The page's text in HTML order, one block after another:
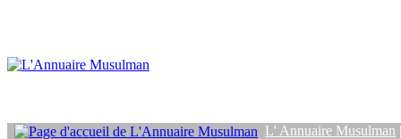
L' Annuaire Musulman